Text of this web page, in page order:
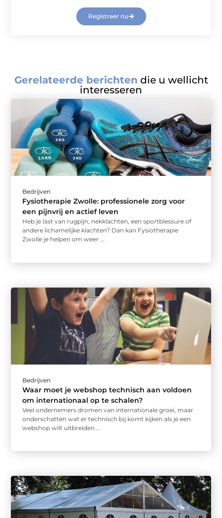
Registreer nu
Gerelateerde berichten die u wellicht
interesseren
Bedrijven
Fysiotherapie Zwolle: professionele zorg voor
een pijnvrij en actief leven
Heb je last van rugpijn, nekklachten, een sportblessure of
andere lichamelijke klachten? Dan kan Fysiotherapie
Zwolle je helpen om weer ...
Bedrijven
Waar moet je webshop technisch aan voldoen
om internationaal op te schalen?
Veel ondernemers dromen van internationale groei, maar
onderschatten wat er technisch bij komt kijken als je een
webshop wilt uitbreiden ...